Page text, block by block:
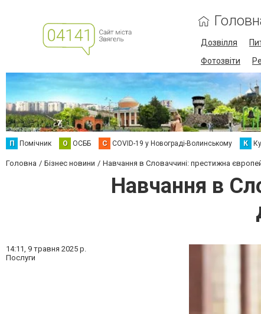
Дозвілля
Фотозвіти
П Помічник О ОСББ C COVID-19 у Новограді-Волинському К
Головна Бізнес новини Навчання в Словаччині: престижна
Навчання в
14:11, 9 травня 2025 р.
Послуги